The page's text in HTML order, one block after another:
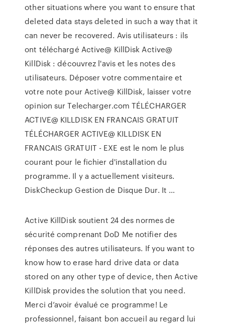
other situations where you want to ensure that
deleted data stays deleted in such a way that it
can never be recovered. Avis utilisateurs : ils
ont téléchargé Active@ KillDisk Active@
KillDisk : découvrez l'avis et les notes des
utilisateurs. Déposer votre commentaire et
votre note pour Active@ KillDisk, laisser votre
opinion sur Telecharger.com TÉLÉCHARGER
ACTIVE@ KILLDISK EN FRANCAIS GRATUIT
TÉLÉCHARGER ACTIVE@ KILLDISK EN
FRANCAIS GRATUIT - EXE est le nom le plus
courant pour le fichier d'installation du
programme. Il y a actuellement visiteurs.
DiskCheckup Gestion de Disque Dur. It …
Active KillDisk soutient 24 des normes de
sécurité comprenant DoD Me notifier des
réponses des autres utilisateurs. If you want to
know how to erase hard drive data or data
stored on any other type of device, then Active
KillDisk provides the solution that you need.
Merci d’avoir évalué ce programme! Le
professionnel, faisant bon accueil au regard lui